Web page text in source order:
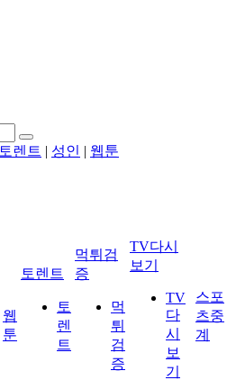
토렌트 | 성인 | 웹툰
웹
툰
토렌트
토
렌
트
먹튀검
증
먹
튀
검
증
TV다시
보기
TV
다
시
보
기
스포
츠중
계